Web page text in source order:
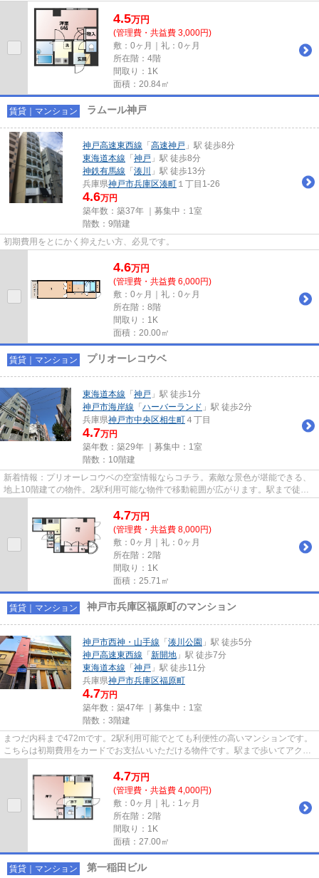
4.5万円
(管理費・共益費 3,000円)
敷：0ヶ月｜礼：0ヶ月
所在階：4階
間取り：1K
面積：20.84㎡
賃貸｜マンション ラムール神戸
神戸高速東西線 「 高速神戸 」駅 徒歩8分
東海道本線 「 神戸 」駅 徒歩8分
神鉄有馬線 「 湊川
」駅 徒歩13分
兵庫県神戸市兵庫区湊町 １丁目1-26
4.6万円
築年数：築37年 ｜募集中： 1室
階数：9階建
初期費用をとにかく抑えたい方、必見です。
4.6万円
(管理費・共益費 6,000円)
敷：0ヶ月｜礼：0ヶ月
所在階：8階
間取り：1K
面積：20.00㎡
賃貸｜マンション プリオーレコウベ
東海道本線 「 神戸 」駅 徒歩1分
神戸市海岸線 「 ハーバーランド 」駅 徒歩2分
兵庫県神戸市中央区相生町 ４丁目
4.7万円
築年数：築29年 ｜募集中： 1室
階数：10階建
新着情報：プリオーレコウベの空室情報ならコチラ。素敵な景色が堪能できる、
地上10階建ての物件。2駅利用可能な物件で移動範囲が広がります。駅まで徒歩1
4.7万円
(管理費・共益費 8,000円)
敷：0ヶ月｜礼：0ヶ月
所在階：2階
間取り：1K
面積：25.71㎡
賃貸｜マンション 神戸市兵庫区福原町のマンション
神戸市西神・山手線 「 湊川公園 」駅 徒歩5分
神戸高速東西線 「 新開地 」駅 徒歩7分
東海道本線 「 神戸 」駅 徒歩11分
兵庫県神戸市兵庫区福原町
4.7万円
築年数：築47年 ｜募集中： 1室
階数：3階建
まつだ内科まで472mです。2駅利用可能でとても利便性の高いマンションです。
こちらは初期費用をカードでお支払いいただける物件です。駅まで歩いてアクセ
4.7万円
(管理費・共益費 4,000円)
敷：0ヶ月｜礼：1ヶ月
所在階：2階
間取り：1K
面積：27.00㎡
賃貸｜マンション 第一稲田ビル